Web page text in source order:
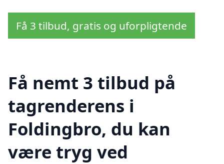
Få 3 tilbud, gratis og uforpligtende
Få nemt 3 tilbud på
tagrenderens i
Foldingbro, du kan
være tryg ved